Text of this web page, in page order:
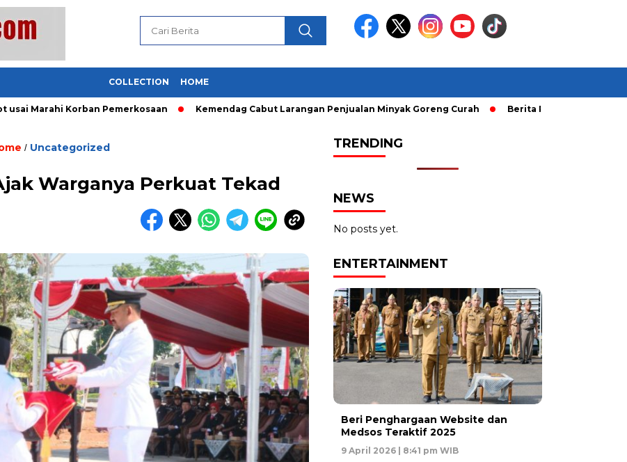
COLLECTION HOME
Korban Pemerkosaan Kemendag Cabut Larangan Penjualan Minyak Goreng Curah Berita Populer: Uji Coba Gage
/ Uncategorized
Warganya Perkuat Tekad
TRENDING
NEWS
No posts yet.
ENTERTAINMENT
Beri Penghargaan Website dan
Medsos Teraktif 2025
9 April 2026 | 8:41 pm WIB